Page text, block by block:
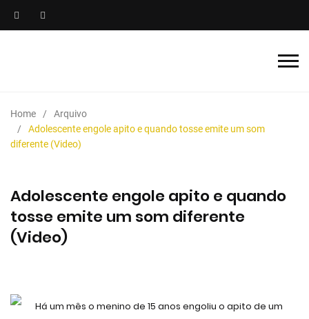
Home
Arquivo
Adolescente engole apito e quando tosse emite um som
diferente (Video)
Adolescente engole apito e quando
tosse emite um som diferente
(Video)
Há um mês o menino de 15 anos engoliu o apito de um